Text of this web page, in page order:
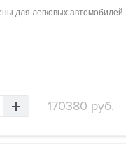
для легковых автомобилей.
= 170380 руб.